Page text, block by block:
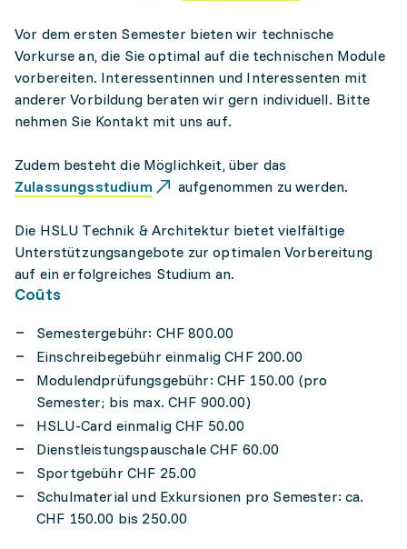
Vor dem ersten Semester bieten wir technische
Vorkurse an, die Sie optimal auf die technischen Module
vorbereiten. Interessentinnen und Interessenten mit
anderer Vorbildung beraten wir gern individuell. Bitte
nehmen Sie Kontakt mit uns auf.
Zudem besteht die Möglichkeit, über das
Zulassungsstudium
aufgenommen zu werden.
Die HSLU Technik & Architektur bietet vielfältige
Unterstützungsangebote zur optimalen Vorbereitung
auf ein erfolgreiches Studium an.
Coûts
Semestergebühr: CHF 800.00
Einschreibegebühr einmalig CHF 200.00
Modulendprüfungsgebühr: CHF 150.00 (pro
Semester; bis max. CHF 900.00)
HSLU-Card einmalig CHF 50.00
Dienstleistungspauschale CHF 60.00
Sportgebühr CHF 25.00
Schulmaterial und Exkursionen pro Semester: ca.
CHF 150.00 bis 250.00